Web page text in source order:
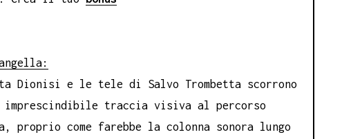
Dionisi e le tele di Salvo Trombetta scorrono
traccia visiva al percorso
come farebbe la colonna sonora lungo